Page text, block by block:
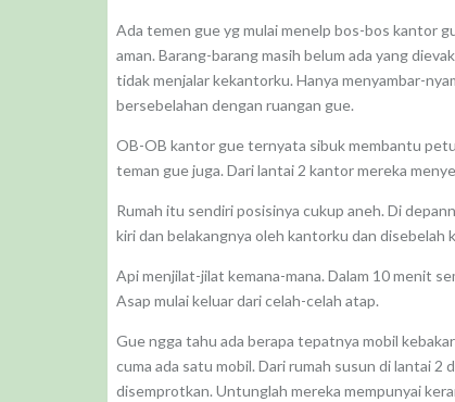
Ada temen gue yg mulai menelp bos-bos kantor
aman. Barang-barang masih belum ada yang
tidak menjalar kekantorku. Hanya menyambar-
bersebelahan dengan ruangan gue.
OB-OB kantor gue ternyata sibuk membantu
teman gue juga. Dari lantai 2 kantor mereka
Rumah itu sendiri posisinya cukup aneh. Di
kiri dan belakangnya oleh kantorku dan disebelah
Api menjilat-jilat kemana-mana. Dalam 10 menit
Asap mulai keluar dari celah-celah atap.
Gue ngga tahu ada berapa tepatnya mobil
cuma ada satu mobil. Dari rumah susun di lantai 2
disemprotkan. Untunglah mereka mempunyai